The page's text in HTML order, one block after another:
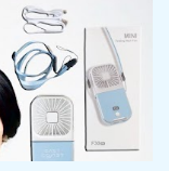
peserta berhak
sebagai
instansi
yang bisa
Sport vacuum